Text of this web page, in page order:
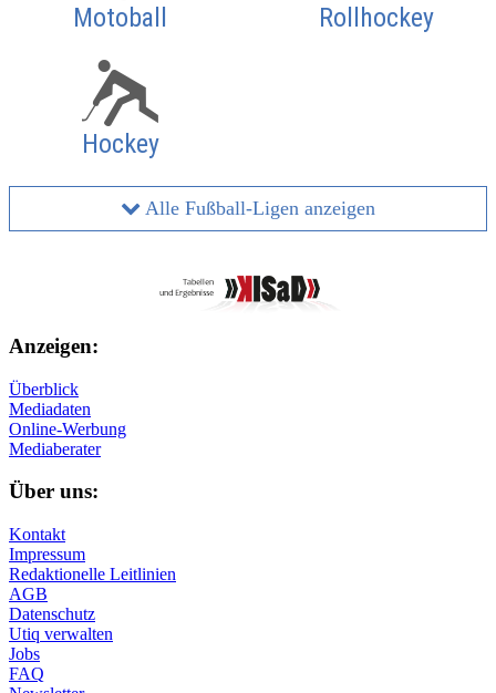
Motoball Rollhockey
Hockey
Alle Fußball-Ligen anzeigen
Anzeigen:
Überblick
Mediadaten
Online-Werbung
Mediaberater
Über uns:
Kontakt
Impressum
Redaktionelle Leitlinien
AGB
Datenschutz
Utiq verwalten
Jobs
FAQ